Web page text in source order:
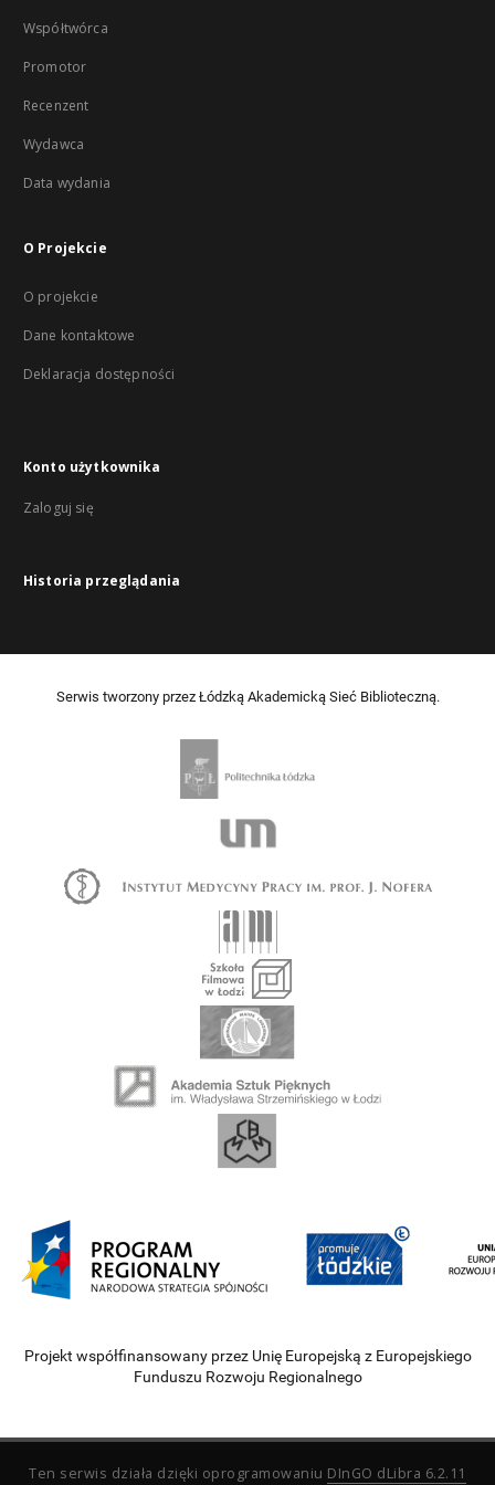
Współtwórca
Promotor
Recenzent
Wydawca
Data wydania
O Projekcie
O projekcie
Dane kontaktowe
Deklaracja dostępności
Konto użytkownika
Zaloguj się
Historia przeglądania
Serwis tworzony przez Łódzką Akademicką Sieć Biblioteczną.
Projekt współfinansowany przez Unię Europejską z Europejskiego
Funduszu Rozwoju Regionalnego
Ten serwis działa dzięki oprogramowaniu DInGO dLibra 6.2.11